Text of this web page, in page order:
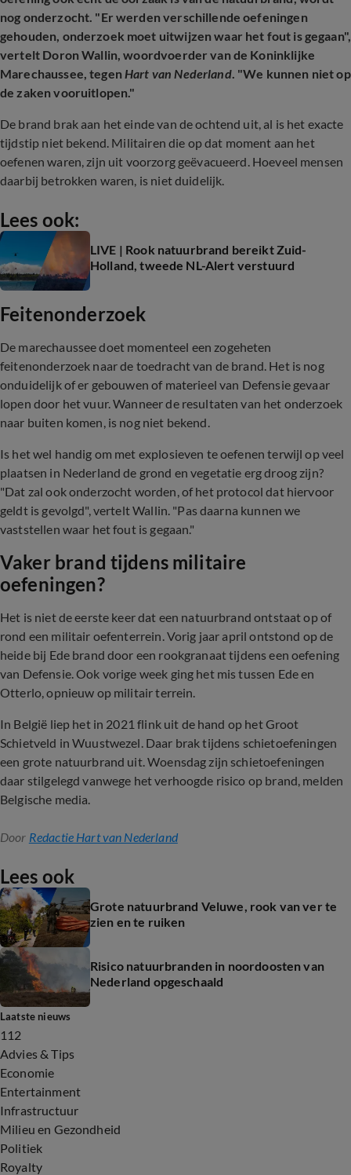
nog onderzocht. "Er werden verschillende oefeningen
gehouden, onderzoek moet uitwijzen waar het fout is gegaan",
vertelt Doron Wallin, woordvoerder van de Koninklijke
Marechaussee, tegenHart van Nederland. "We kunnen niet op
de zaken vooruitlopen."
De brand brak aan het einde van de ochtend uit, al is het exacte
tijdstip niet bekend. Militairen die op dat moment aan het
oefenen waren, zijn uit voorzorg geëvacueerd. Hoeveel mensen
daarbij betrokken waren, is niet duidelijk.
Lees ook:
LIVE | Rook natuurbrand bereikt Zuid-
Holland, tweede NL-Alert verstuurd
Feitenonderzoek
De marechaussee doet momenteel een zogeheten
feitenonderzoek naar de toedracht van de brand. Het is nog
onduidelijk of er gebouwen of materieel van Defensie gevaar
lopen door het vuur. Wanneer de resultaten van het onderzoek
naar buiten komen, is nog niet bekend.
Is het wel handig om met explosieven te oefenen terwijl op veel
plaatsen in Nederland de grond en vegetatie erg droog zijn?
"Dat zal ook onderzocht worden, of het protocol dat hiervoor
geldt is gevolgd", vertelt Wallin. "Pas daarna kunnen we
vaststellen waar het fout is gegaan."
Vaker brand tijdens militaire
oefeningen?
Het is niet de eerste keer dat een natuurbrand ontstaat op of
rond een militair oefenterrein. Vorig jaar april ontstond op de
heide bij Ede brand door een rookgranaat tijdens een oefening
van Defensie. Ook vorige week ging het mis tussen Ede en
Otterlo, opnieuw op militair terrein.
In België liep het in 2021 flink uit de hand op het Groot
Schietveld in Wuustwezel. Daar brak tijdens schietoefeningen
een grote natuurbrand uit. Woensdag zijn schietoefeningen
daar stilgelegd vanwege het verhoogde risico op brand, melden
Belgische media.
Door Redactie Hart van Nederland
Lees ook
Grote natuurbrand Veluwe, rook van ver te
zien en te ruiken
Risico natuurbranden in noordoosten van
Nederland opgeschaald
Laatste nieuws
112
Advies & Tips
Economie
Entertainment
Infrastructuur
Milieu en Gezondheid
Politiek
Royalty